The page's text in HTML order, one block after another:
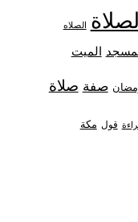
الصلاه
الميت
صفة صلاة
قول مكة